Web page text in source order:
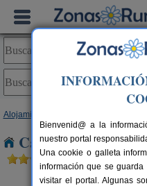
Alojamientos
Casas Rurales
Bienvenid@ a la
nuestro portal
Una cookie o galleta
información que se
visitar el portal. Algunas